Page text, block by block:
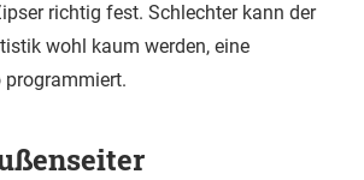
richtig fest. Schlechter kann der
wohl kaum werden, eine